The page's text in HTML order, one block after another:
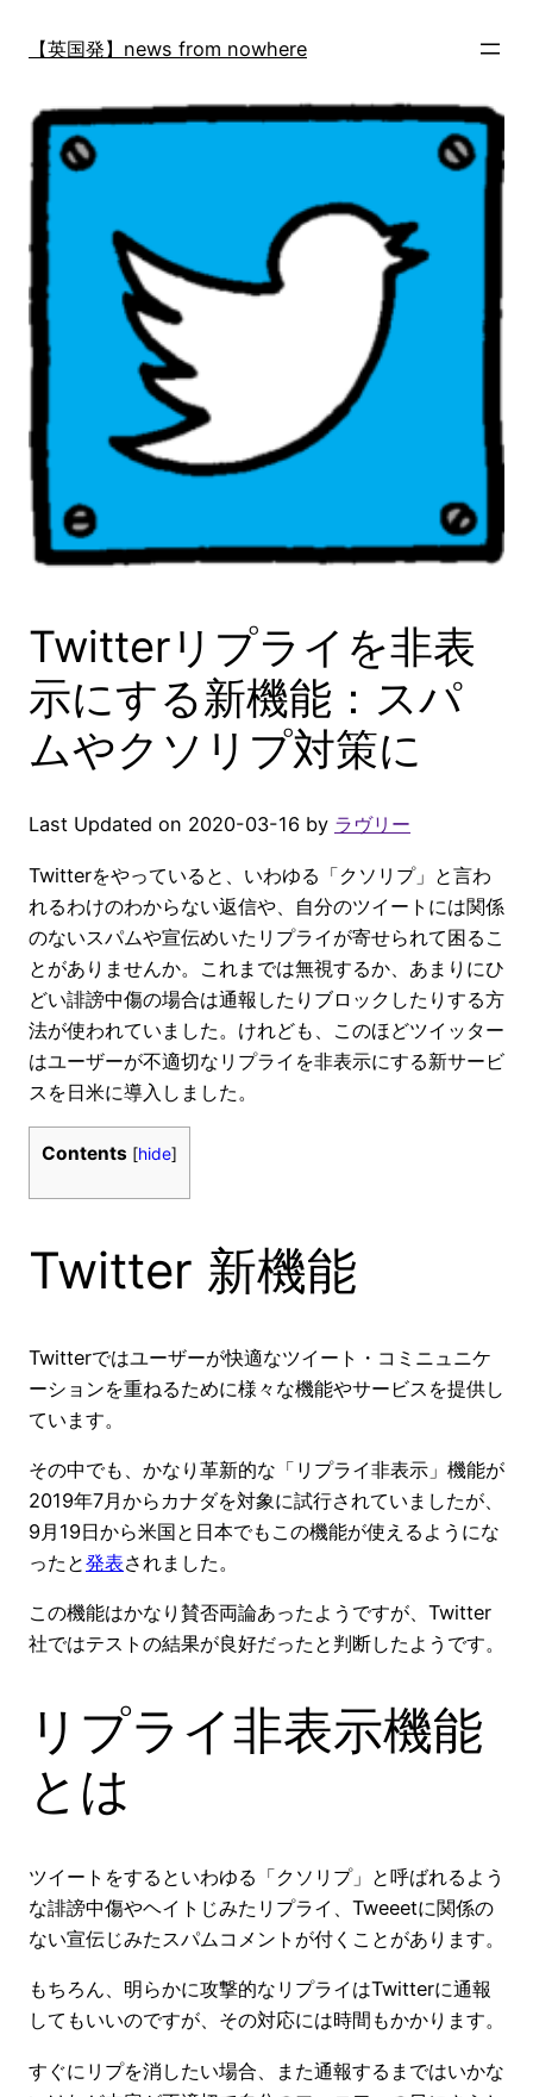
【英国発】news from nowhere
Twitterリプライを非表
示にする新機能：スパ
ムやクソリプ対策に
Last Updated on 2020-03-16 by ラヴリー
Twitterをやっていると、いわゆる「クソリプ」と言わ
れるわけのわからない返信や、自分のツイートには関係
のないスパムや宣伝めいたリプライが寄せられて困るこ
とがありませんか。これまでは無視するか、あまりにひ
どい誹謗中傷の場合は通報したりブロックしたりする方
法が使われていました。けれども、このほどツイッター
はユーザーが不適切なリプライを非表示にする新サービ
スを日米に導入しました。
Contents [hide]
Twitter 新機能
Twitterではユーザーが快適なツイート・コミニュニケ
ーションを重ねるために様々な機能やサービスを提供し
ています。
その中でも、かなり革新的な「リプライ非表示」機能が
2019年7月からカナダを対象に試行されていましたが、
9月19日から米国と日本でもこの機能が使えるようにな
ったと発表されました。
この機能はかなり賛否両論あったようですが、Twitter
社ではテストの結果が良好だったと判断したようです。
リプライ非表示機能
とは
ツイートをするといわゆる「クソリプ」と呼ばれるよう
な誹謗中傷やヘイトじみたリプライ、Tweeetに関係の
ない宣伝じみたスパムコメントが付くことがあります。
もちろん、明らかに攻撃的なリプライはTwitterに通報
してもいいのですが、その対応には時間もかかります。
すぐにリプを消したい場合、また通報するまではいかな